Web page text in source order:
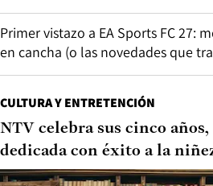
Primer vistazo a EA Sports FC 27:
en cancha (o las novedades que
CULTURA Y ENTRETENCIÓN
NTV celebra sus cinco
dedicada con éxito a la